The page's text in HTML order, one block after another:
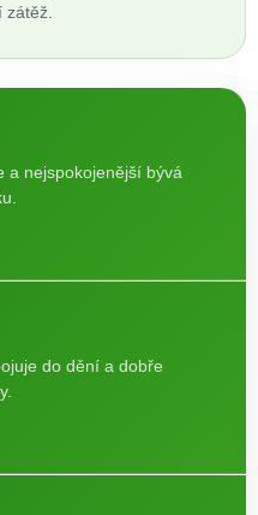
a nejspokojenější bývá
do dění a dobře